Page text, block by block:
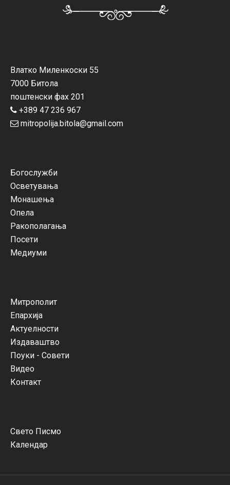
Влатко Миленкоски 55
7000 Битола
поштенски фах 201
+389 47 236 967
mitropolija.bitola@gmail.com
Богослужби
Осветувања
Монашења
Опела
Ракополагања
Посети
Медиуми
Митрополит
Епархија
Актуелности
Издаваштво
Поуки - Совети
Видео
Контакт
Свето Писмо
Календар